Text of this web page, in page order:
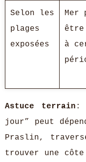
Selon les
plages
exposées
Mer
être
à
Astuce terrain :
jour” peut
Praslin,
trouver une